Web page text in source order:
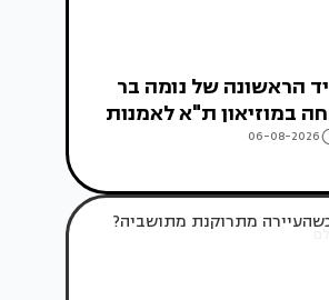
הראשונה של נומה בר
במוזיאון ת"א לאמנות
06-08-2026